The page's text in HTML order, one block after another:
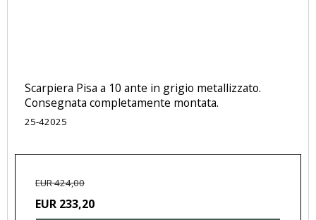
Scarpiera Pisa a 10 ante in grigio metallizzato.
Consegnata completamente montata.
25-42025
EUR 424,00
EUR 233,20